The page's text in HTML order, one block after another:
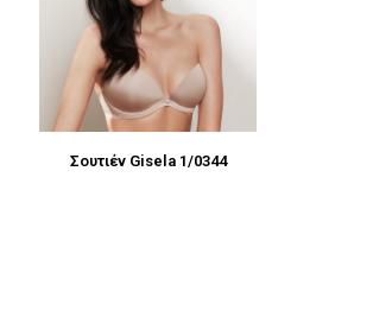
Σουτιέν Gisela 1/0344